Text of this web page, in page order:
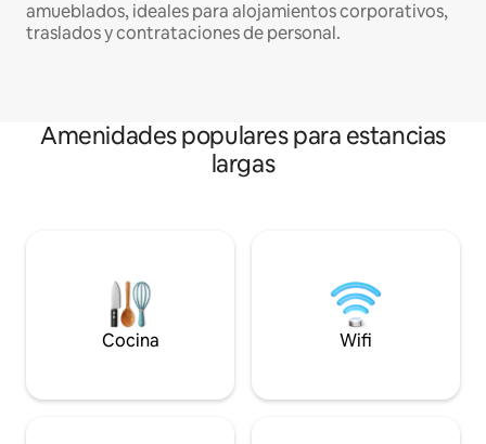
amueblados, ideales para alojamientos corporativos,
traslados y contrataciones de personal.
Amenidades populares para estancias
largas
Cocina Wifi